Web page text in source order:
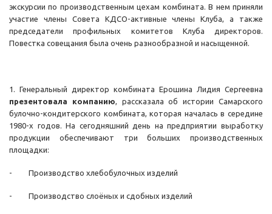
экскурсии по производственным цехам комбината. В нем приняли
участие члены Совета КДСО-активные члены Клуба, а также
председатели профильных комитетов Клуба директоров.
Повестка совещания была очень разнообразной и насыщенной.
1. Генеральный директор комбината Ерошина Лидия Сергеевна
презентовала компанию, рассказала об истории Самарского
булочно-кондитерского комбината, которая началась в середине
1980-х годов. На сегодняшний день на предприятии выработку
продукции обеспечивают три больших производственных
площадки:
- Производство хлебобулочных изделий
- Производство слоёных и сдобных изделий